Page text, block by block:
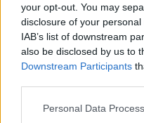
your opt-out. You may
disclosure of your
IAB’s list of downstream
also be disclosed by us to
Downstream Participants
Please note that this
Personal Data